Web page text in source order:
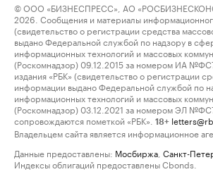
© ООО «БИЗНЕСПРЕСС», АО
2026. Сообщения и материалы
(свидетельство о регистрации средства
выдано Федеральной службой по надзору в
информационных технологий и массовых
(Роскомнадзор) 09.12.2015 за номером ИА
издания «РБК» (свидетельство о регистрации
информации выдано Федеральной службой по
информационных технологий и массовых
(Роскомнадзор) 03.12.2021 за номером ЭЛ
сопровождаются пометкой «РБК».
18+
Владельцем сайта является информационное
Данные предоставлены: Мосбиржа Санкт-
Индексы облигаций предоставлены Cbonds.